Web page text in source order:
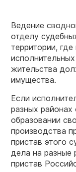
Ведение
отделу
территории,
жительства
имущества.
Если
разных
образовании
производства
пристав этого
дела на разные
пристав